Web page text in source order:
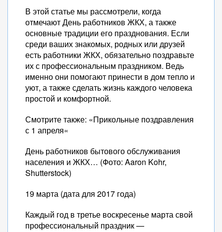
В этой статье мы рассмотрели, когда
отмечают День работников ЖКХ, а также
основные традиции его празднования. Если
среди ваших знакомых, родных или друзей
есть работники ЖКХ, обязательно поздравьте
их с профессиональным праздником. Ведь
именно они помогают принести в дом тепло и
уют, а также сделать жизнь каждого человека
простой и комфортной.
Смотрите также: «Прикольные поздравления
с 1 апреля«
День работников бытового обслуживания
населения и ЖКХ… (Фото: Aaron Kohr,
Shutterstock)
19 марта (дата для 2017 года)
Каждый год в третье воскресенье марта свой
профессиональный праздник —